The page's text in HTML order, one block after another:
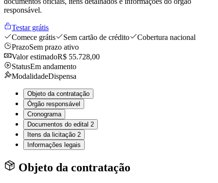
responsável.
Testar grátis
Comece grátis
Sem cartão de crédito
Cobertura nacional
PrazoSem prazo ativo
Valor estimadoR$ 55.728,00
StatusEm andamento
ModalidadeDispensa
Objeto da contratação
Órgão responsável
Cronograma
Documentos do edital 2
Itens da licitação 2
Informações legais
Objeto da contratação